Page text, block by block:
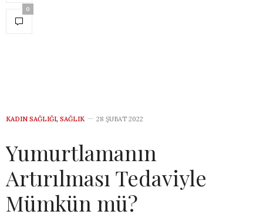
0
KADIN SAĞLIĞI, SAĞLIK 28 ŞUBAT 2022
Yumurtlamanın
Artırılması Tedaviyle
Mümkün mü?